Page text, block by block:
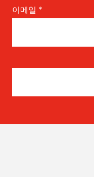
이메일 *